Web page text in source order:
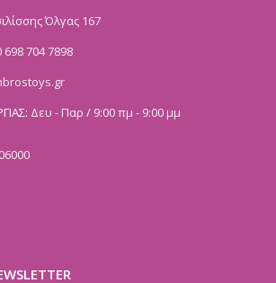
Όλγας 167
698 704 7898
Δευ - Παρ / 9:00 πμ - 9:00 μμ